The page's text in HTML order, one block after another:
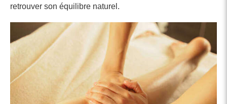
retrouver son équilibre naturel.